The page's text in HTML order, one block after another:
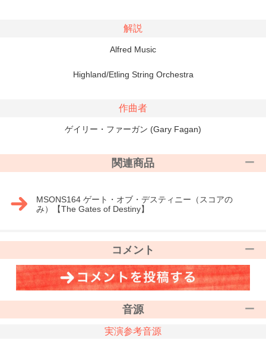
解説
Alfred Music
Highland/Etling String Orchestra
作曲者
ゲイリー・ファーガン (Gary Fagan)
関連商品
MSONS164 ゲート・オブ・デスティニー（スコアの
み）【The Gates of Destiny】
コメント
音源
実演参考音源